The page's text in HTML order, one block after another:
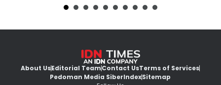
About UsEditorial TeamContact UsTerms of Services
Pedoman Media SiberIndexSitemap